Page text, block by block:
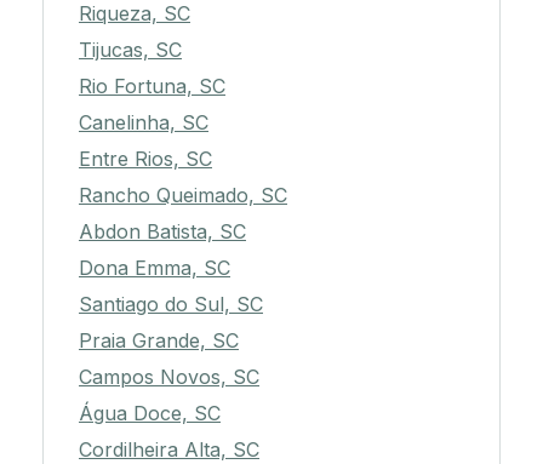
Riqueza, SC
Tijucas, SC
Rio Fortuna, SC
Canelinha, SC
Entre Rios, SC
Rancho Queimado, SC
Abdon Batista, SC
Dona Emma, SC
Santiago do Sul, SC
Praia Grande, SC
Campos Novos, SC
Água Doce, SC
Cordilheira Alta, SC